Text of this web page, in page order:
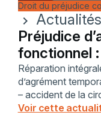
Droit du préjudice
chevron_right
Actualités
Préjudice
fonctionnel
majeure
Réparation
d’agrément
– accident de la
cassation – loi du 5
Voir cette